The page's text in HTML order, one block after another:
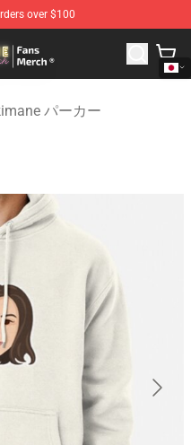
over $100
Merchandise Shop
パーカー